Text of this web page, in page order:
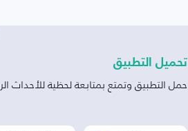
تحميل التطبيق
حمل التطبيق وتمتع بمتابعة لحظية للأحداث